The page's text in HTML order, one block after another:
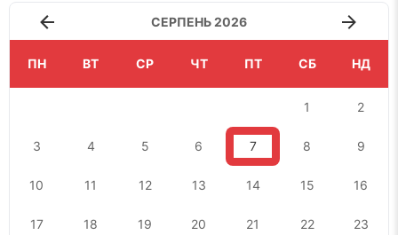
СЕРПЕНЬ 2026
ПН ВТ СР ЧТ ПТ СБ НД
1 2
3 4 5 6 7 8 9
10 11 12 13 14 15 16
17 18 19 20 21 22 23